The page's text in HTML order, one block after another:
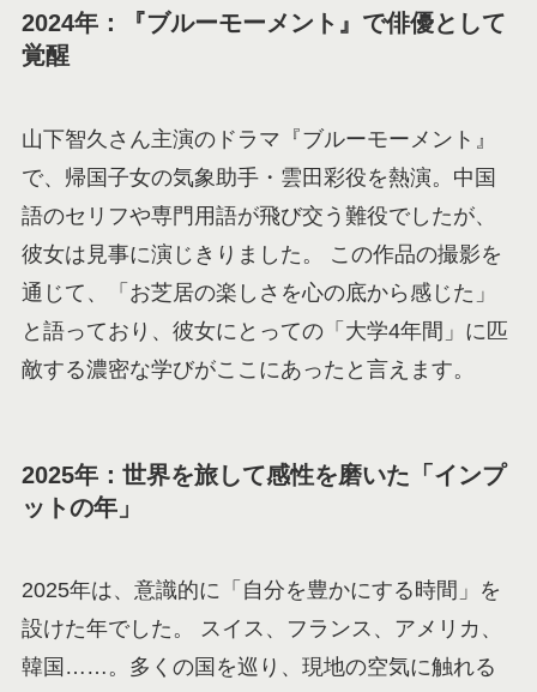
2024年：『ブルーモーメント』で俳優として
覚醒
山下智久さん主演のドラマ『ブルーモーメント』
で、帰国子女の気象助手・雲田彩役を熱演。中国
語のセリフや専門用語が飛び交う難役でしたが、
彼女は見事に演じきりました。 この作品の撮影を
通じて、「お芝居の楽しさを心の底から感じた」
と語っており、彼女にとっての「大学4年間」に匹
敵する濃密な学びがここにあったと言えます。
2025年：世界を旅して感性を磨いた「インプ
ットの年」
2025年は、意識的に「自分を豊かにする時間」を
設けた年でした。 スイス、フランス、アメリカ、
韓国……。多くの国を巡り、現地の空気に触れる